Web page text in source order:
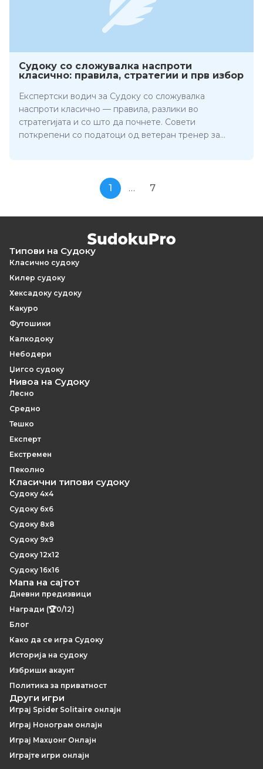
Судоку со сложувалка наспроти
класично: правила, стратегии и прв избор
Експертски водич за Судоку со сложувалка
наспроти класично — правила, разлики во
стратегијата и со што да почнете. Совети
поткрепени со податоци од ветеран тренер за
1 … 7
Типови на Судоку
Класично судоку
Килер судоку
Хексадоку судоку
Какуро
Футошики
Калкодоку
Небодери
Џигсо судоку
Нивоа на Судоку
Лесно
Средно
Тешко
Експерт
Екстремен
Пеколно
Класични типови судоку
Судоку 4x4
Судоку 6x6
Судоку 8x8
Судоку 9x9
Судоку 12x12
Судоку 16x16
Мапа на сајтот
Дневни предизвици
Награди (🏆0/12)
Блог
Како да се игра Судоку
Историја на судоку
Избриши акаунт
Политика за приватност
Други игри
Играј Spider Solitaire онлајн
Играј Нонограм онлајн
Играј Махџонг Онлајн
Играјте игри онлајн